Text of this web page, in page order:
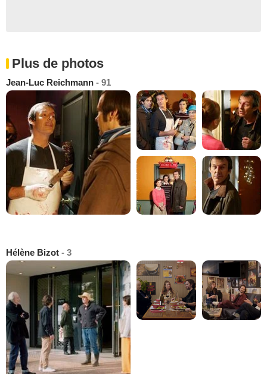
Plus de photos
Jean-Luc Reichmann - 91
Hélène Bizot - 3